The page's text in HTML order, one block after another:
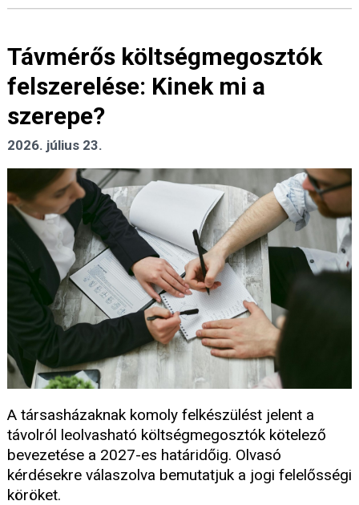
Távmérős költségmegosztók
felszerelése: Kinek mi a
szerepe?
2026. július 23.
A társasházaknak komoly felkészülést jelent a
távolról leolvasható költségmegosztók kötelező
bevezetése a 2027-es határidőig. Olvasó
kérdésekre válaszolva bemutatjuk a jogi felelősségi
köröket.